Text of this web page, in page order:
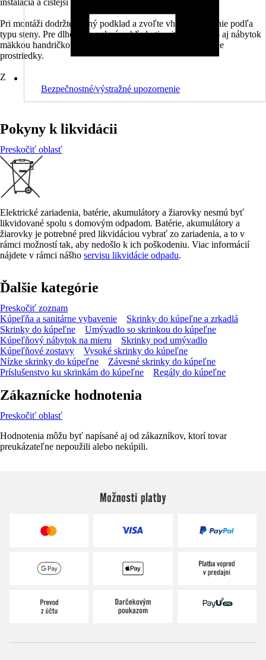
inštalácia a čistejší vzhľad
Pri montáži dodržte rovný podklad a zvoľte vhodné kotvenie podľa
typu steny. Pre dlhodobo pekný vzhľad utierajte umývadlo aj nábytok
mäkkou handričkou a používajte bežné neabrazívne čistiace
prostriedky.
Z
Bezpečnostné/výstražné upozornenie
Pokyny k likvidácii
Preskočiť oblasť
Elektrické zariadenia, batérie, akumulátory a žiarovky nesmú byť
likvidované spolu s domovým odpadom. Batérie, akumulátory a
žiarovky je potrebné pred likvidáciou vybrať zo zariadenia, a to v
rámci možností tak, aby nedošlo k ich poškodeniu. Viac informácií
nájdete v rámci nášho servisu likvidácie odpadu.
Ďalšie kategórie
Preskočiť zoznam
Kúpeľňa a sanitárne vybavenie
Skrinky do kúpeľne a zrkadlá
Skrinky do kúpeľne
Umývadlo so skrinkou do kúpeľne
Kúpeľňový nábytok na mieru
Skrinky pod umývadlo
Kúpeľňové zostavy
Vysoké skrinky do kúpeľne
Nízke skrinky do kúpeľne
Závesné skrinky do kúpeľne
Príslušenstvo ku skrinkám do kúpeľne
Regály do kúpeľne
Zákaznícke hodnotenia
Preskočiť oblasť
Hodnotenia môžu byť napísané aj od zákazníkov, ktorí tovar
preukázateľne nepoužili alebo nekúpili.
Možnosti platby